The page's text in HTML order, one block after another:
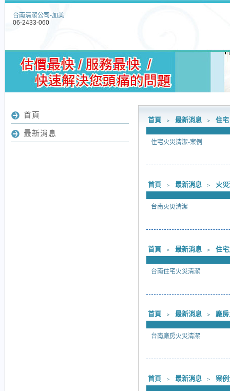
台南清潔公司-加美
06-2433-060
首頁 ﹥ 最新消息 ﹥ 住
住宅火災清潔-案例
首頁 ﹥ 最新消息 ﹥ 火
台南火災清潔
首頁 ﹥ 最新消息 ﹥ 住
台南住宅火災清潔
首頁 ﹥ 最新消息 ﹥ 廠
台南廠房火災清潔
首頁 ﹥ 最新消息 ﹥ 案
首頁
最新消息